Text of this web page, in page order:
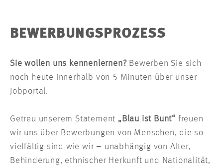
BEWERBUNGSPROZESS
Sie wollen uns kennenlernen?Bewerben Sie sich
noch heute innerhalb von 5 Minuten über unser
Jobportal.
Getreu unserem Statement „Blau ist Bunt“ freuen
wir uns über Bewerbungen von Menschen, die so
vielfältig sind wie wir – unabhängig von Alter,
Behinderung, ethnischer Herkunft und Nationalität,